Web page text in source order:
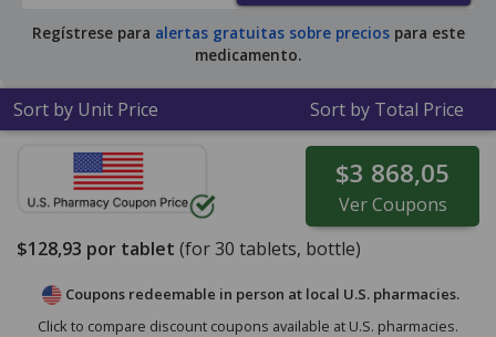
Regístrese para alertas gratuitas sobre preciospara este
medicamento.
Sort by Unit Price Sort by Total Price
$3 868,05
VerCoupons
$128,93 por tablet (for30 tablets, bottle)
Coupons redeemable in person at local U.S. pharmacies.
Click to compare discount coupons available at U.S. pharmacies.